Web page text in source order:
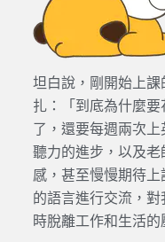
坦白說，剛開始上
扎：「到底為什麼
了，還要每週兩次上
聽力的進步，以及
感，甚至慢慢期待上
的語言進行交流，
時脫離工作和生活